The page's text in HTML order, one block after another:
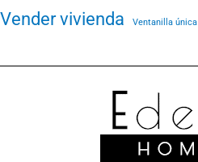
Vender vivienda Ventanilla única